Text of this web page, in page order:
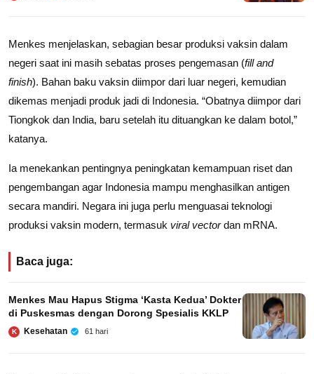
Menkes menjelaskan, sebagian besar produksi vaksin dalam
negeri saat ini masih sebatas proses pengemasan (fill and
finish). Bahan baku vaksin diimpor dari luar negeri, kemudian
dikemas menjadi produk jadi di Indonesia. “Obatnya diimpor dari
Tiongkok dan India, baru setelah itu dituangkan ke dalam botol,”
katanya.
Ia menekankan pentingnya peningkatan kemampuan riset dan
pengembangan agar Indonesia mampu menghasilkan antigen
secara mandiri. Negara ini juga perlu menguasai teknologi
produksi vaksin modern, termasuk viral vectordan mRNA.
Baca juga:
Menkes Mau Hapus Stigma ‘Kasta Kedua’ Dokter
di Puskesmas dengan Dorong Spesialis KKLP
K Kesehatan 61 hari